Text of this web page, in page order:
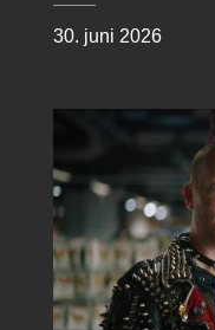
30. juni 2026